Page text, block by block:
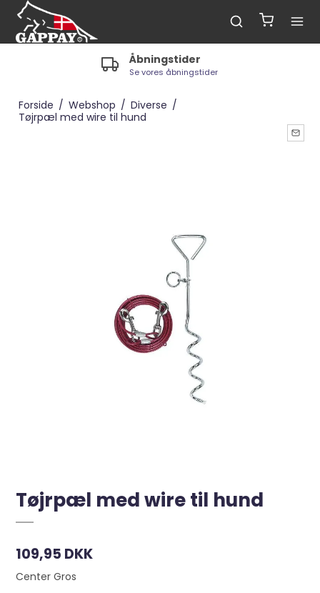
Åbningstider
Se vores åbningstider
Forside / Webshop / Diverse /
Tøjrpæl med wire til hund
Tøjrpæl med wire til hund
109,95 DKK
Center Gros